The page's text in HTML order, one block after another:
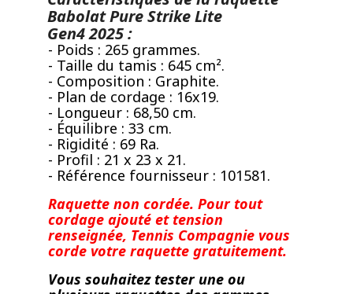
Babolat Pure Strike Lite
Gen4 2025 :
- Poids : 265 grammes.
- Taille du tamis : 645 cm².
- Composition : Graphite.
- Plan de cordage : 16x19.
- Longueur : 68,50 cm.
- Équilibre : 33 cm.
- Rigidité : 69 Ra.
- Profil : 21 x 23 x 21.
- Référence fournisseur : 101581.
Raquette non cordée. Pour tout
cordage ajouté et tension
renseignée, Tennis Compagnie vous
corde votre raquette gratuitement.
Vous souhaitez tester une ou